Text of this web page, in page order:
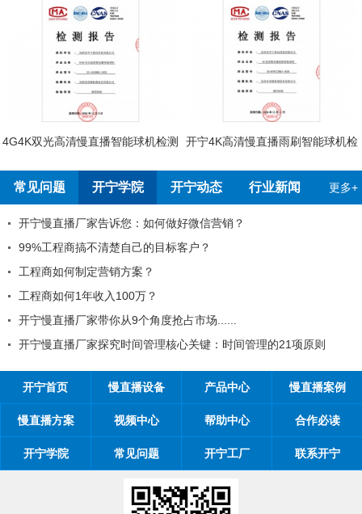
4G4K双光高清慢直播智能球机检测
开宁4K高清慢直播雨刷智能球机检
常见问题 开宁学院 开宁动态 行业新闻 更多+
开宁慢直播厂家告诉您：如何做好微信营销？
99%工程商搞不清楚自己的目标客户？
工程商如何制定营销方案？
工程商如何1年收入100万？
开宁慢直播厂家带你从9个角度抢占市场......
开宁慢直播厂家探究时间管理核心关键：时间管理的21项原则
开宁首页 慢直播设备 产品中心 慢直播案例
慢直播方案 视频中心 帮助中心 合作必读
开宁学院 常见问题 开宁工厂 联系开宁